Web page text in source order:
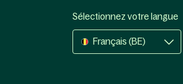
Sélectionnez votre langue
Français (BE)